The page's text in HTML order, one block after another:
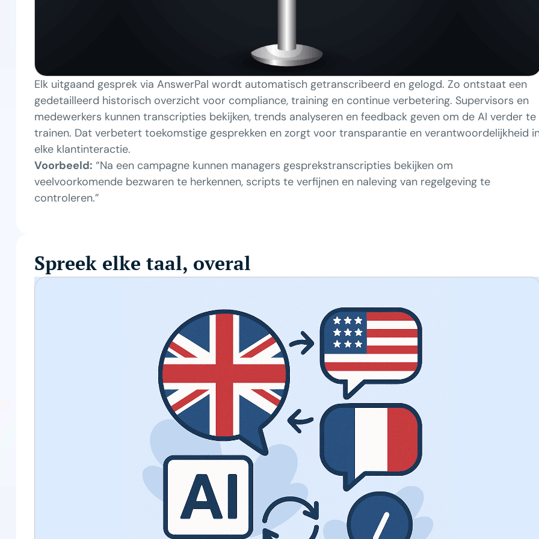
Elk uitgaand gesprek via AnswerPal wordt automatisch getranscribeerd en gelogd. Zo ontstaat een
gedetailleerd historisch overzicht voor compliance, training en continue verbetering. Supervisors en
medewerkers kunnen transcripties bekijken, trends analyseren en feedback geven om de AI verder te
trainen. Dat verbetert toekomstige gesprekken en zorgt voor transparantie en verantwoordelijkheid
elke klantinteractie.
Voorbeeld: “Na een campagne kunnen managers gesprekstranscripties bekijken om
veelvoorkomende bezwaren te herkennen, scripts te verfijnen en naleving van regelgeving te
controleren.”
Spreek elke taal, overal